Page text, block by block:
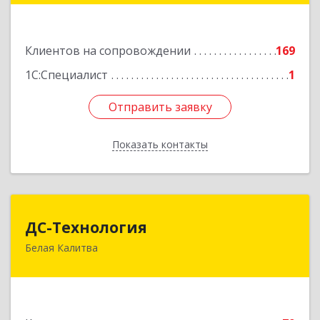
Клиентов на сопровождении
169
1С:Специалист
1
Отправить заявку
Показать контакты
Подробнее
Отправить заявку
Назад
ДС-Технология
Белая Калитва
347045, Ростовская обл, Белокалитвинский р-н,